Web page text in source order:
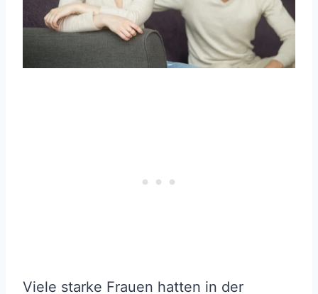
Viele starke Frauen hatten in der